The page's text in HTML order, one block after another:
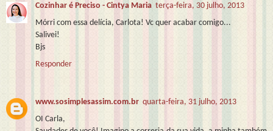
Cozinhar é Preciso - Cintya Maria terça-feira, 30 julho, 2013
Mórri com essa delícia, Carlota! Vc quer acabar comigo...
Salivei!
Bjs
Responder
www.sosimplesassim.com.br quarta-feira, 31 julho, 2013
OI Carla,